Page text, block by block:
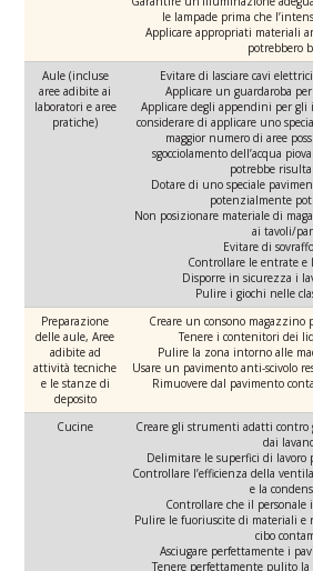
le lampade prima che
Applicare appropriati materiali
potrebbero
Aule (incluse
aree adibite ai
laboratori e aree
pratiche)
Evitare di lasciare cavi
Applicare un guardaroba
Applicare degli appendini per
considerare di applicare uno
maggior numero di aree
sgocciolamento dell’acqua
potrebbe
Dotare di uno speciale
potenzialmente
Non posizionare materiale di
ai tavoli/
Evitare di
Controllare le entrate e
Disporre in sicurezza i
Pulire i giochi nelle
Preparazione
delle aule, Aree
adibite ad
attività tecniche
e le stanze di
deposito
Creare un consono
Tenere i contenitori dei
Pulire la zona intorno alle
Usare un pavimento anti-scivolo
Rimuovere dal pavimento
Cucine
Creare gli strumenti adatti contro
dai
Delimitare le superfici di lavoro
Controllare l’efficienza della
e la
Controllare che il personale
Pulire le fuoriuscite di materiali e
cibo
Asciugare perfettamente i
Tenere perfettamente pulito